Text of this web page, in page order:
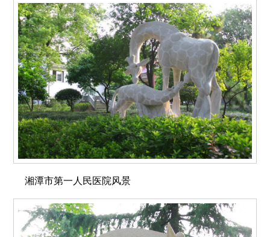
湘潭市第一人民医院风景